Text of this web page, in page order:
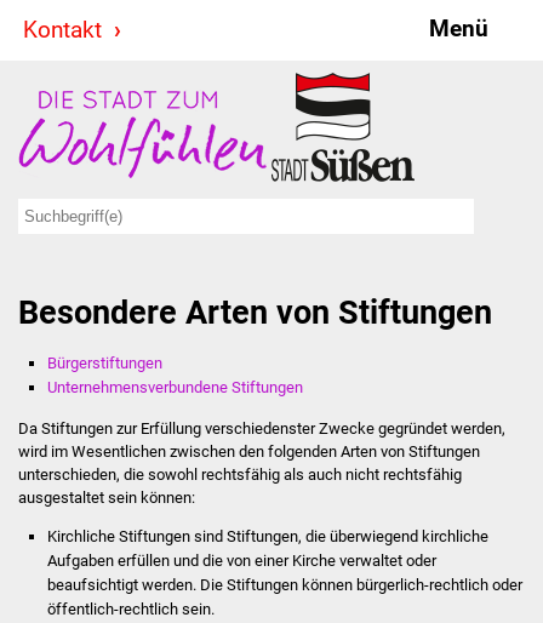
Kontakt Menü
Stadt & Politik
Bürgermeister
Ausschüsse
Jugendbeirat
Summerrockfestival
Hallenbadparty
Stadtverwaltung
Besondere Arten von Stiftungen
Bürgerstiftungen
Unternehmensverbundene Stiftungen
Da Stiftungen zur Erfüllung verschiedenster Zwecke gegründet werden,
wird im Wesentlichen zwischen den folgenden Arten von Stiftungen
unterschieden, die sowohl rechtsfähig als auch nicht rechtsfähig
ausgestaltet sein können:
Kirchliche Stiftungen sind Stiftungen, die überwiegend kirchliche
Aufgaben erfüllen und die von einer Kirche verwaltet oder
beaufsichtigt werden. Die Stiftungen können bürgerlich-rechtlich oder
öffentlich-rechtlich sein.